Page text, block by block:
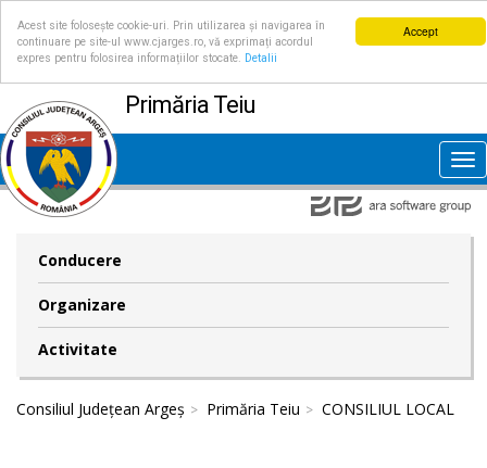
Accept
Acest site folosește cookie-uri. Prin utilizarea și navigarea în
continuare pe site-ul www.cjarges.ro, vă exprimați acordul
expres pentru folosirea informațiilor stocate.
Detalii
Primăria Teiu
Conducere
Organizare
Activitate
Consiliul Județean Argeș Primăria Teiu CONSILIUL LOCAL